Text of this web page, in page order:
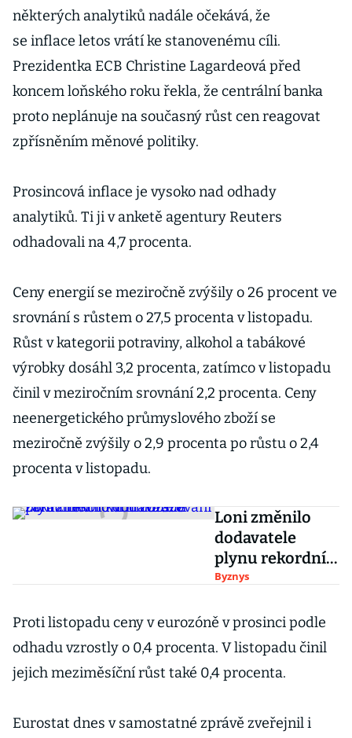
některých analytiků nadále očekává, že
se inflace letos vrátí ke stanovenému cíli.
Prezidentka ECB Christine Lagardeová před
koncem loňského roku řekla, že centrální banka
proto neplánuje na současný růst cen reagovat
zpřísněním měnové politiky.
Prosincová inflace je vysoko nad odhady
analytiků. Ti ji v anketě agentury Reuters
odhadovali na 4,7 procenta.
Ceny energií se meziročně zvýšily o 26 procent ve
srovnání s růstem o 27,5 procenta v listopadu.
Růst v kategorii potraviny, alkohol a tabákové
výrobky dosáhl 3,2 procenta, zatímco v listopadu
činil v meziročním srovnání 2,2 procenta. Ceny
neenergetického průmyslového zboží se
meziročně zvýšily o 2,9 procenta po růstu o 2,4
procenta v listopadu.
Loni změnilo
dodavatele
plynu rekordní
množství
kvůli zdražování
Byznys
Proti listopadu ceny v eurozóně v prosinci podle
odhadu vzrostly o 0,4 procenta. V listopadu činil
jejich meziměsíční růst také 0,4 procenta.
Eurostat dnes v samostatné zprávě zveřejnil i